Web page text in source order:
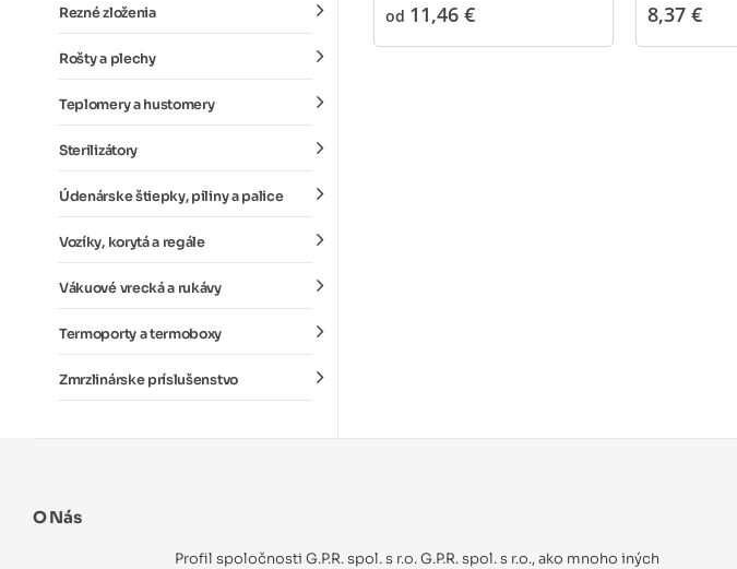
Rezné zloženia
Rošty a plechy
Teplomery a hustomery
Sterilizátory
Údenárske štiepky, piliny a palice
Vozíky, korytá a regále
Vákuové vrecká a rukávy
Termoporty a termoboxy
Zmrzlinárske príslušenstvo
od 11,46 € 8,37 €
O Nás
Profil spoločnosti G.P.R. spol. s r.o. G.P.R. spol. s r.o., ako mnoho iných